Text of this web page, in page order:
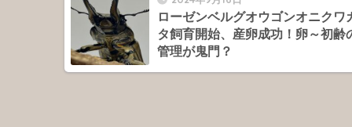
ローゼンベルグオウゴンオニクワ
タ飼育開始、産卵成功！卵～初齢
管理が鬼門？